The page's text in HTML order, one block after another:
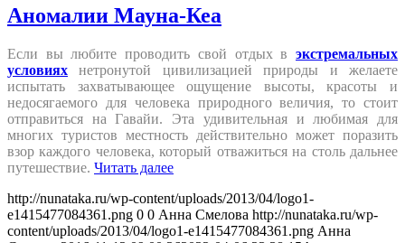
Аномалии Мауна-Кеа
Если вы любите проводить свой отдых в экстремальных
условиях
нетронутой цивилизацией природы и желаете
испытать захватывающее ощущение высоты, красоты и
недосягаемого для человека природного величия, то стоит
отправиться на Гавайи. Эта удивительная и любимая для
многих туристов местность действительно может поразить
взор каждого человека, который отважиться на столь дальнее
путешествие. Читать далее
http://nunataka.ru/wp-content/uploads/2013/04/logo1-
e1415477084361.png 0 0 Анна Смелова http://nunataka.ru/wp-
content/uploads/2013/04/logo1-e1415477084361.png Анна